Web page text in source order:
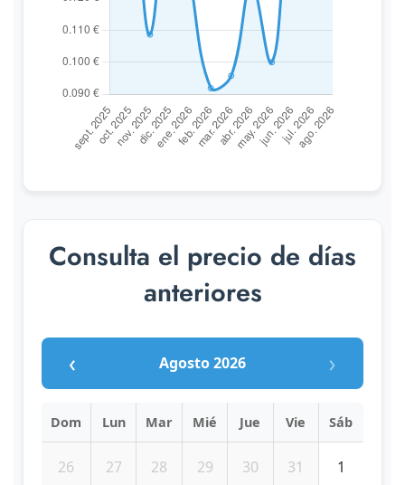
Consulta el precio de días
anteriores
‹ Agosto 2026 ›
Dom Lun Mar Mié Jue Vie Sáb
26 27 28 29 30 31 1